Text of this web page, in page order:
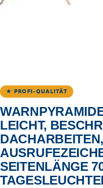
★ PROFI-QUALITÄT
LEICHT,
SEITENLÄNGE